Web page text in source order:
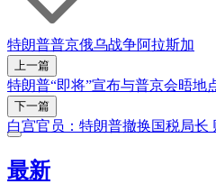
特朗普普京俄乌战争阿拉斯加
上一篇
特朗普“即将”宣布与普京会晤地
下一篇
白宫官员：特朗普撤换国税局长
最新